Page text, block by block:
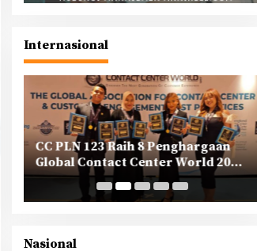
Internasional
CC PLN 123 Raih 8 Penghargaan
Global Contact Center World 2025
di Yunani
Nasional